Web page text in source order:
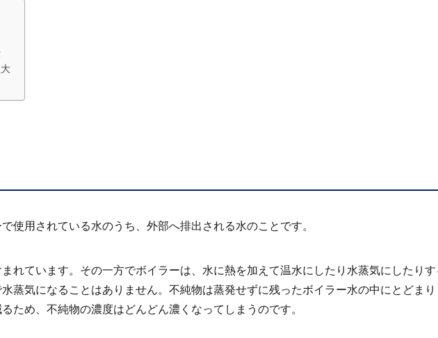
使用されている水のうち、外部へ排出される水のことです。
れています。その一方でボイラーは、水に熱を加えて温水にしたり水蒸気にしたり
蒸気になることはありません。不純物は蒸発せずに残ったボイラー水の中にとどまり
ため、不純物の濃度はどんどん濃くなってしまうのです。